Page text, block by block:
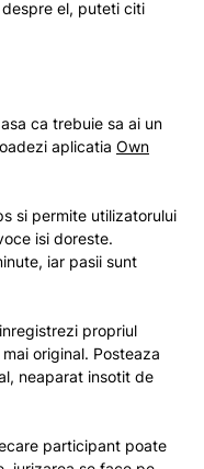
el, puteti citi
ca trebuie sa ai un
aplicatia Own
si permite utilizatorului
isi doreste.
iar pasii sunt
propriul
original. Posteaza
neaparat insotit de
participant poate